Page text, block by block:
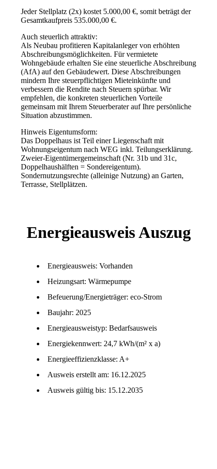
Jeder Stellplatz (2x) kostet 5.000,00 €, somit beträgt der
Gesamtkaufpreis 535.000,00 €.
Auch steuerlich attraktiv:
Als Neubau profitieren Kapitalanleger von erhöhten
Abschreibungsmöglichkeiten. Für vermietete
Wohngebäude erhalten Sie eine steuerliche Abschreibung
(AfA) auf den Gebäudewert. Diese Abschreibungen
mindern Ihre steuerpflichtigen Mieteinkünfte und
verbessern die Rendite nach Steuern spürbar. Wir
empfehlen, die konkreten steuerlichen Vorteile
gemeinsam mit Ihrem Steuerberater auf Ihre persönliche
Situation abzustimmen.
Hinweis Eigentumsform:
Das Doppelhaus ist Teil einer Liegenschaft mit
Wohnungseigentum nach WEG inkl. Teilungserklärung.
Zweier-Eigentümergemeinschaft (Nr. 31b und 31c,
Doppelhaushälften = Sondereigentum).
Sondernutzungsrechte (alleinige Nutzung) an Garten,
Terrasse, Stellplätzen.
Energieausweis Auszug
Energieausweis: Vorhanden
Heizungsart: Wärmepumpe
Befeuerung/Energieträger: eco-Strom
Baujahr: 2025
Energieausweistyp: Bedarfsausweis
Energiekennwert: 24,7 kWh/(m² x a)
Energieeffizienzklasse: A+
Ausweis erstellt am: 16.12.2025
Ausweis gültig bis: 15.12.2035